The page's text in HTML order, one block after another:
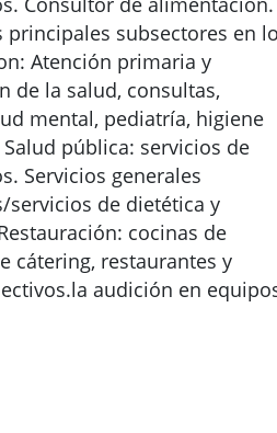
principales subsectores en
Atención primaria y
de la salud, consultas,
mental, pediatría, higiene
pública: servicios de
Servicios generales
de dietética y
cocinas de
cátering, restaurantes y
audición en